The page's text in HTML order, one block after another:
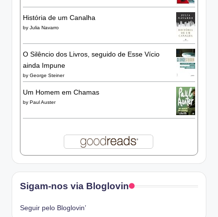
História de um Canalha
by Julia Navarro
O Silêncio dos Livros, seguido de Esse Vício
ainda Impune
by George Steiner
Um Homem em Chamas
by Paul Auster
Sigam-nos via Bloglovin
Seguir pelo Bloglovin’